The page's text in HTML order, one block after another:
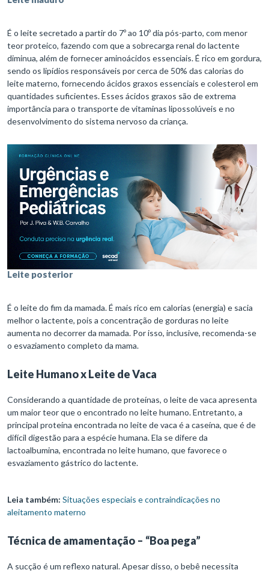
É o leite secretado a partir do 7º ao 10º dia pós-parto, com menor
teor proteico, fazendo com que a sobrecarga renal do lactente
diminua, além de fornecer aminoácidos essenciais. É rico em gordura,
sendo os lipídios responsáveis por cerca de 50% das calorias do
leite materno, fornecendo ácidos graxos essenciais e colesterol em
quantidades suficientes. Esses ácidos graxos são de extrema
importância para o transporte de vitaminas lipossolúveis e no
desenvolvimento do sistema nervoso da criança.
Leite posterior
É o leite do fim da mamada. É mais rico em calorias (energia) e sacia
melhor o lactente, pois a concentração de gorduras no leite
aumenta no decorrer da mamada. Por isso, inclusive, recomenda-se
o esvaziamento completo da mama.
Leite Humano x Leite de Vaca
Considerando a quantidade de proteínas, o leite de vaca apresenta
um maior teor que o encontrado no leite humano. Entretanto, a
principal proteína encontrada no leite de vaca é a caseína, que é de
difícil digestão para a espécie humana. Ela se difere da
lactoalbumina, encontrada no leite humano, que favorece o
esvaziamento gástrico do lactente.
Leia também: Situações especiais e contraindicações no
aleitamento materno
Técnica de amamentação – “Boa pega”
A sucção é um reflexo natural. Apesar disso, o bebê necessita